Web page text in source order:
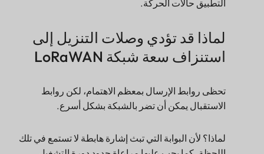
التطبيق حالات الحركة.
لماذا قد تؤدي وصلات التنزيل إلى
استنزاف سعة شبكة LoRaWAN
تحظى روابط الإرسال بمعظم الاهتمام، لكن روابط
الاستقبال يمكن أن تضر بالشبكة بشكل أسرع.
لماذا؟ لأن البوابة التي تبث إشارة هابطة لا تستمع في تلك